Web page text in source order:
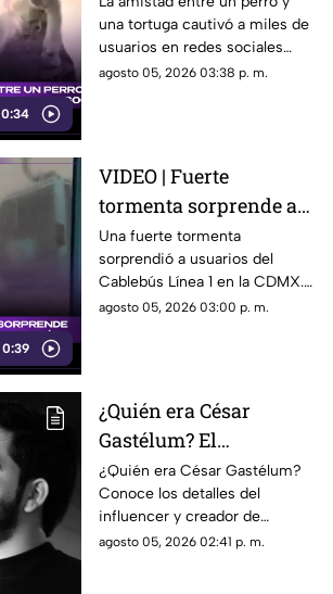
0:34
redes sociales por su
ternura
una tortuga cautivó a miles de
usuarios en redes sociales
gracias a un tierno video viral.
agosto 05, 2026 03:38 p. m.
0:39
VIDEO | Fuerte
tormenta sorprende a
pasajeros del Cablebús
de la Línea 1 en la
Ciudad de México: así
vivieron el momento
Una fuerte tormenta
sorprendió a usuarios del
Cablebús Línea 1 en la CDMX.
El momento fue captado en
agosto 05, 2026 03:00 p. m.
¿Quién era César
Gastélum? El
influencer 4s3s1n4d0
mientras realizaba una
transmisión en vivo en
Sinaloa
¿Quién era César Gastélum?
Conoce los detalles del
influencer y creador de
contenido que fue asesinado
agosto 05, 2026 02:41 p. m.